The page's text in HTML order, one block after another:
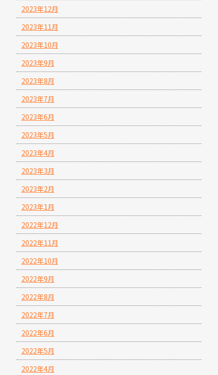
2023年12月
2023年11月
2023年10月
2023年9月
2023年8月
2023年7月
2023年6月
2023年5月
2023年4月
2023年3月
2023年2月
2023年1月
2022年12月
2022年11月
2022年10月
2022年9月
2022年8月
2022年7月
2022年6月
2022年5月
2022年4月